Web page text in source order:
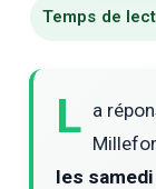
L a
les